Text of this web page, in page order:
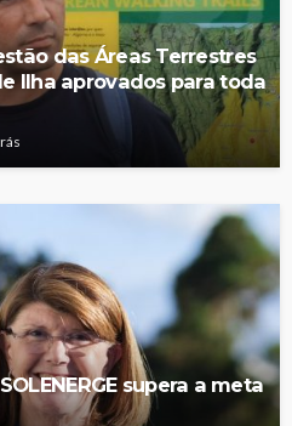
das Áreas Terrestres
Ilha aprovados para toda
supera a meta